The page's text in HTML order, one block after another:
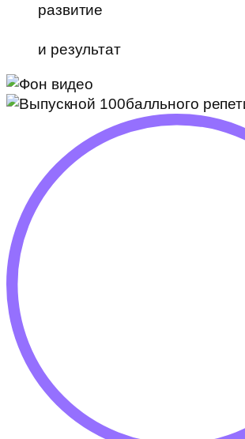
развитие
и результат